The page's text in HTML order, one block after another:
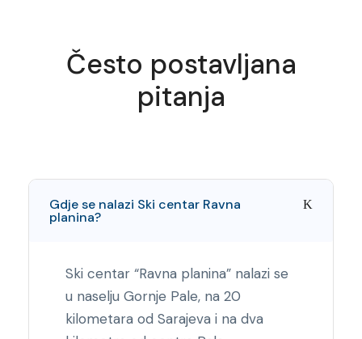
Često postavljana
pitanja
Gdje se nalazi Ski centar Ravna
planina?
Ski centar “Ravna planina” nalazi se
u naselju Gornje Pale, na 20
kilometara od Sarajeva i na dva